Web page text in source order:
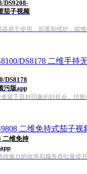
DS9208-
茄子视频
易于使用、部署和维护，
DS8178
污版app
留下良好印象的好机会。
二维免持
台的效率和服务吞吐量提升